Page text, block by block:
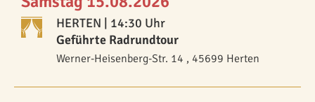
HERTEN | 14:30 Uhr
Geführte Radrundtour
Werner-Heisenberg-Str. 14 , 45699 Herten